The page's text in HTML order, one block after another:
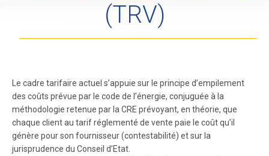
(TRV)
Le cadre tarifaire actuel s’appuie sur le principe d’empilement
des coûts prévue par le code de l’énergie, conjuguée à la
méthodologie retenue par la CRE prévoyant, en théorie, que
chaque client au tarif réglementé de vente paie le coût qu’il
génère pour son fournisseur (contestabilité) et sur la
jurisprudence du Conseil d’Etat.